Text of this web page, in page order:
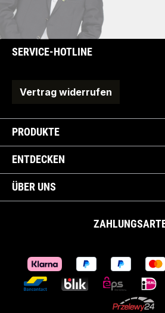
SERVICE-HOTLINE
Vertrag widerrufen
PRODUKTE
ENTDECKEN
ÜBER UNS